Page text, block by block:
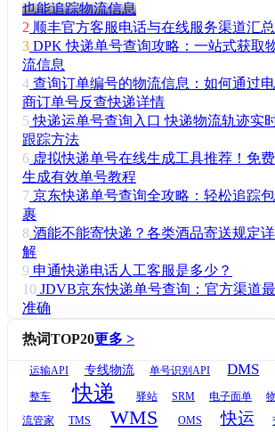
也能追踪物流信息
2 顺丰官方客服电话与在线服务渠道汇总
3 DPK 快递单号查询攻略：一站式获取
流信息
4 查询订单编号的物流信息：如何通过电
商订单号反查快递详情
5 快递运单号查询入口 快递物流轨迹实
跟踪方法
6 虚拟快递单号在线生成工具推荐！免费
生成有效单号教程
7 京东快递单号查询全攻略：轻松追踪包
裹
8 酒能不能寄快递？各类酒品寄送规定详
解
9 申通快递电话人工客服是多少？
10 JDVB京东快递单号查询：官方渠道最
准确
热词TOP20更多 >
运输API 专线物流 单号识别API DMS
整车 快递 驿站 SRM 电子面单
物
流管家
TMS WMS OMS 快运